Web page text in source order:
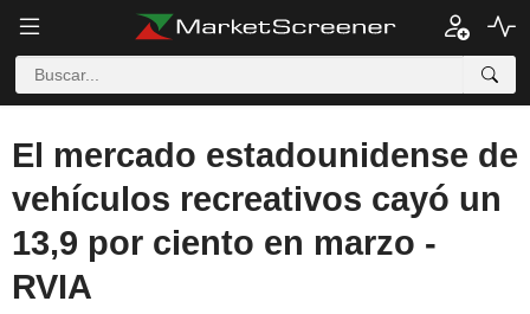
El mercado estadounidense de
vehículos recreativos cayó un
13,9 por ciento en marzo -
RVIA